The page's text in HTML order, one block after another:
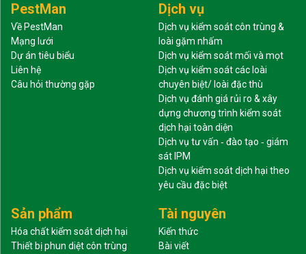
PestMan
Về PestMan
Mạng lưới
Dự án tiêu biểu
Liên hệ
Câu hỏi thường gặp
Dịch vụ
Dịch vụ kiểm soát côn trùng &
loài gặm nhấm
Dịch vụ kiểm soát mối và mọt
Dịch vụ kiểm soát các loài
chuyên biệt/ loài đặc thù
Dịch vụ đánh giá rủi ro & xây
dựng chương trình kiểm soát
dịch hại toàn diện
Dịch vụ tư vấn ‐ đào tạo ‐ giám
sát IPM
Dịch vụ kiểm soát dịch hại theo
yêu cầu đặc biệt
Sản phẩm
Hóa chất kiểm soát dịch hại
Thiết bị phun diệt côn trùng
Tài nguyên
Kiến thức
Bài viết